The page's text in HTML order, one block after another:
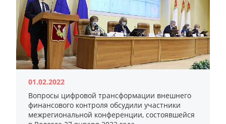
01.02.2022
Вопросы цифровой трансформации внешнего
финансового контроля обсудили участники
межрегиональной конференции, состоявшейся